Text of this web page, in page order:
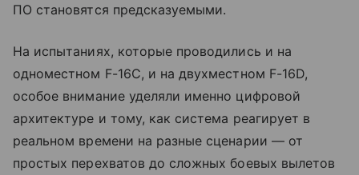
ПО становятся предсказуемыми.
На испытаниях, которые проводились и на
одноместном F-16C, и на двухместном F-16D,
особое внимание уделяли именно цифровой
архитектуре и тому, как система реагирует в
реальном времени на разные сценарии — от
простых перехватов до сложных боевых вылетов